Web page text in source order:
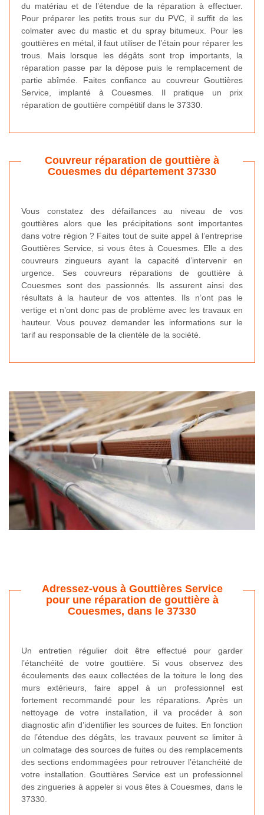
du matériau et de l’étendue de la réparation à effectuer.
Pour préparer les petits trous sur du PVC, il suffit de les
colmater avec du mastic et du spray bitumeux. Pour les
gouttières en métal, il faut utiliser de l’étain pour réparer les
trous. Mais lorsque les dégâts sont trop importants, la
réparation passe par la dépose puis le remplacement de
partie abîmée. Faites confiance au couvreur Gouttières
Service, implanté à Couesmes. Il pratique un prix
réparation de gouttière compétitif dans le 37330.
Couvreur réparation de gouttière à
Couesmes du département 37330
Vous constatez des défaillances au niveau de vos
gouttières alors que les précipitations sont importantes
dans votre région ? Faites tout de suite appel à l’entreprise
Gouttières Service, si vous êtes à Couesmes. Elle a des
couvreurs zingueurs ayant la capacité d’intervenir en
urgence. Ses couvreurs réparations de gouttière à
Couesmes sont des passionnés. Ils assurent ainsi des
résultats à la hauteur de vos attentes. Ils n’ont pas le
vertige et n’ont donc pas de problème avec les travaux en
hauteur. Vous pouvez demander les informations sur le
tarif au responsable de la clientèle de la société.
Adressez-vous à Gouttières Service
pour une réparation de gouttière à
Couesmes, dans le 37330
Un entretien régulier doit être effectué pour garder
l’étanchéité de votre gouttière. Si vous observez des
écoulements des eaux collectées de la toiture le long des
murs extérieurs, faire appel à un professionnel est
fortement recommandé pour les réparations. Après un
nettoyage de votre installation, il va procéder à son
diagnostic afin d’identifier les sources de fuites. En fonction
de l’étendue des dégâts, les travaux peuvent se limiter à
un colmatage des sources de fuites ou des remplacements
des sections endommagées pour retrouver l’étanchéité de
votre installation. Gouttières Service est un professionnel
des zingueries à appeler si vous êtes à Couesmes, dans le
37330.